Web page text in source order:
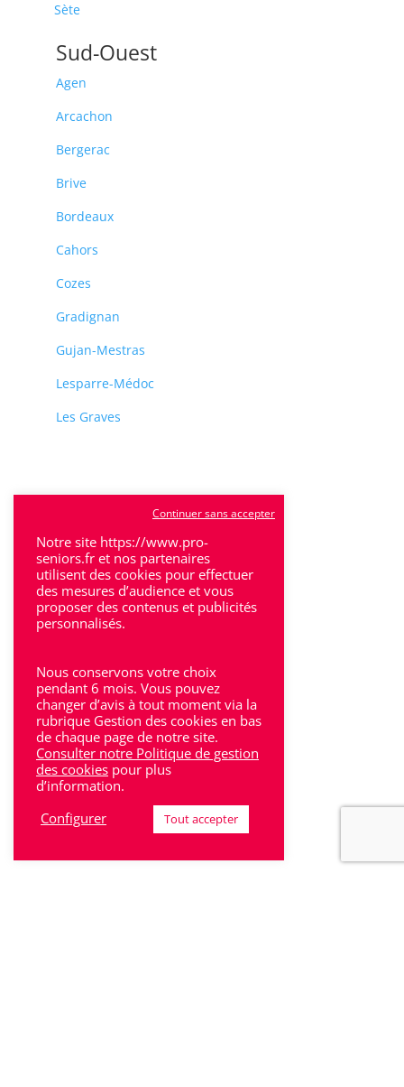
Sète
Sud-Ouest
Agen
Arcachon
Bergerac
Brive
Bordeaux
Cahors
Cozes
Gradignan
Gujan-Mestras
Lesparre-Médoc
Les Graves
Les Hauts-de-Garonne
Marmande
Médoc
Perigueux
Sarlat
Sud-Gironde
Toulouse
Tulle
Villeneuve-Sur-Lot
Notre site https://www.pro-
seniors.fr et nos partenaires
utilisent des cookies pour effectuer
des mesures d’audience et vous
proposer des contenus et publicités
personnalisés.
Nous conservons votre choix
pendant 6 mois. Vous pouvez
changer d’avis à tout moment via la
rubrique Gestion des cookies en bas
de chaque page de notre site.
Consulter notre Politique de gestion
des cookies pour plus
d’information.
Configurer
Continuer sans accepter
Tout accepter